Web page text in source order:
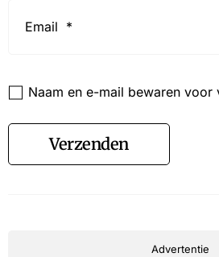
Naam en e-mail bewaren voor
Verzenden
Advertentie